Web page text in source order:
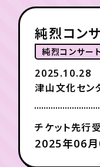
チケット
TICKET
純烈コン
純烈コンサー
2025.10.28
津山文化セン
チケット先行
2025年06